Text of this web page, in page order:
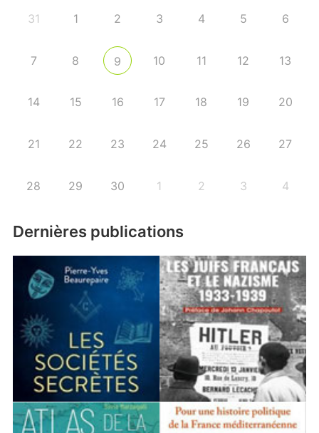
31 1 2 3 4 5 6
7 8 9 10 11 12 13
14 15 16 17 18 19 20
21 22 23 24 25 26 27
28 29 30 1 2 3 4
Dernières publications